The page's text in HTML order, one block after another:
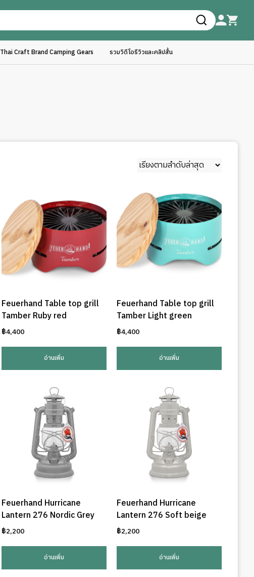
Thai Craft Brand Camping Gears รวมวิดีโอรีวิวและคลิปสั้น
Feuerhand Table top grill
Tamber Ruby red
฿4,400
อ่านเพิ่ม
Feuerhand Table top grill
Tamber Light green
฿4,400
อ่านเพิ่ม
Feuerhand Hurricane
Lantern 276 Nordic Grey
฿2,200
อ่านเพิ่ม
Feuerhand Hurricane
Lantern 276 Soft beige
฿2,200
อ่านเพิ่ม